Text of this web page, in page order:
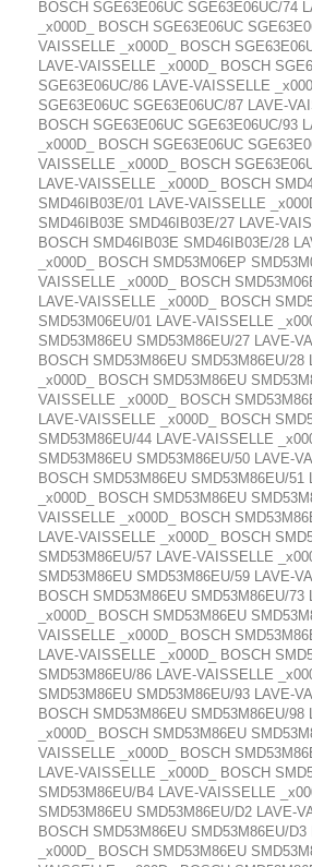
BOSCH SGE63E06UC SGE63E06UC/74
_x000D_ BOSCH SGE63E06UC
VAISSELLE _x000D_ BOSCH
LAVE-VAISSELLE _x000D_ BOSCH
SGE63E06UC/86 LAVE-VAISSELLE
SGE63E06UC SGE63E06UC/87 LAVE-
BOSCH SGE63E06UC SGE63E06UC/93
_x000D_ BOSCH SGE63E06UC
VAISSELLE _x000D_ BOSCH
LAVE-VAISSELLE _x000D_ BOSCH
SMD46IB03E/01 LAVE-VAISSELLE
SMD46IB03E SMD46IB03E/27 LAVE-
BOSCH SMD46IB03E SMD46IB03E/28
_x000D_ BOSCH SMD53M06EP
VAISSELLE _x000D_ BOSCH
LAVE-VAISSELLE _x000D_ BOSCH
SMD53M06EU/01 LAVE-VAISSELLE
SMD53M86EU SMD53M86EU/27 LAVE-
BOSCH SMD53M86EU SMD53M86EU/28
_x000D_ BOSCH SMD53M86EU
VAISSELLE _x000D_ BOSCH
LAVE-VAISSELLE _x000D_ BOSCH
SMD53M86EU/44 LAVE-VAISSELLE
SMD53M86EU SMD53M86EU/50 LAVE-
BOSCH SMD53M86EU SMD53M86EU/51
_x000D_ BOSCH SMD53M86EU
VAISSELLE _x000D_ BOSCH
LAVE-VAISSELLE _x000D_ BOSCH
SMD53M86EU/57 LAVE-VAISSELLE
SMD53M86EU SMD53M86EU/59 LAVE-
BOSCH SMD53M86EU SMD53M86EU/73
_x000D_ BOSCH SMD53M86EU
VAISSELLE _x000D_ BOSCH
LAVE-VAISSELLE _x000D_ BOSCH
SMD53M86EU/86 LAVE-VAISSELLE
SMD53M86EU SMD53M86EU/93 LAVE-
BOSCH SMD53M86EU SMD53M86EU/98
_x000D_ BOSCH SMD53M86EU
VAISSELLE _x000D_ BOSCH
LAVE-VAISSELLE _x000D_ BOSCH
SMD53M86EU/B4 LAVE-VAISSELLE
SMD53M86EU SMD53M86EU/D2 LAVE-
BOSCH SMD53M86EU SMD53M86EU/
_x000D_ BOSCH SMD53M86EU